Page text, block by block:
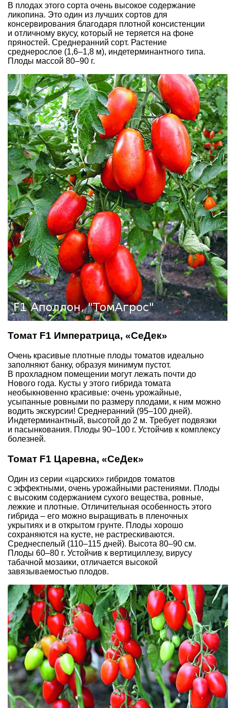
В плодах этого сорта очень высокое содержание
ликопина. Это один из лучших сортов для
консервирования благодаря плотной консистенции
и отличному вкусу, который не теряется на фоне
пряностей. Среднеранний сорт. Растение
среднерослое (1,6–1,8 м), индетерминантного типа.
Плоды массой 80–90 г.
Томат F1 Императрица, «СеДек»
Очень красивые плотные плоды томатов идеально
заполняют банку, образуя минимум пустот.
В прохладном помещении могут лежать почти до
Нового года. Кусты у этого гибрида томата
необыкновенно красивые: очень урожайные,
усыпанные ровными по размеру плодами, к ним можно
водить экскурсии! Среднеранний (95–100 дней).
Индетерминантный, высотой до 2 м. Требует подвязки
и пасынкования. Плоды 90–100 г. Устойчив к комплексу
болезней.
Томат F1 Царевна, «СеДек»
Один из серии «царских» гибридов томатов
с эффектными, очень урожайными растениями. Плоды
с высоким содержанием сухого вещества, ровные,
лежкие и плотные. Отличительная особенность этого
гибрида – его можно выращивать в пленочных
укрытиях и в открытом грунте. Плоды хорошо
сохраняются на кусте, не растрескиваются.
Среднеспелый (110–115 дней). Высота 80–90 см.
Плоды 60–80 г. Устойчив к вертициллезу, вирусу
табачной мозаики, отличается высокой
завязываемостью плодов.